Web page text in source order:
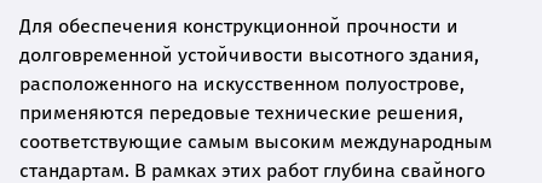
Для обеспечения конструкционной прочности и
долговременной устойчивости высотного здания,
расположенного на искусственном полуострове,
применяются передовые технические решения,
соответствующие самым высоким международным
стандартам. В рамках этих работ глубина свайного